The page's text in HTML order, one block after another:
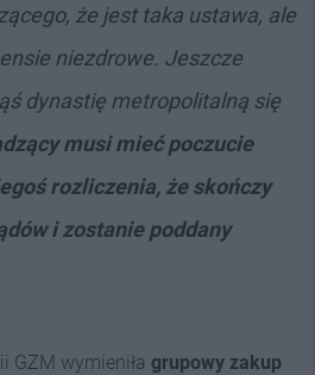
że jest taka ustawa, ale
niezdrowe. Jeszcze
dynastię metropolitalną się
musi mieć poczucie
rozliczenia, że skończy
i zostanie poddany
GZM wymieniła grupowy zakup